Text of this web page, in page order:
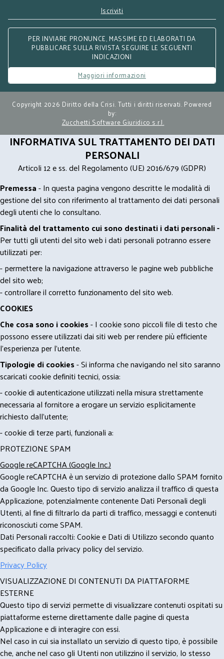
Iscriviti
PER INVIARE PRONUNCE, MASSIME ED ELABORATI DA
PUBBLICARE SULLA RIVISTA SEGUIRE LE SEGUENTI
INDICAZIONI
Maggiori informazioni
Copyright 2026 Diritto della Crisi. Tutti i diritti riservati. Powered
by:
Zucchetti Software Giuridico s.r.l.
INFORMATIVA SUL TRATTAMENTO DEI DATI
PERSONALI
Articoli 12 e ss. del Regolamento (UE) 2016/679 (GDPR)
Premessa- In questa pagina vengono descritte le modalità di
gestione del sito con riferimento al trattamento dei dati personali
degli utenti che lo consultano.
Finalità del trattamento cui sono destinati i dati personali -
Per tutti gli utenti del sito web i dati personali potranno essere
utilizzati per:
- permettere la navigazione attraverso le pagine web pubbliche
del sito web;
- controllare il corretto funzionamento del sito web.
COOKIES
Che cosa sono i cookies- I cookie sono piccoli file di testo che
possono essere utilizzati dai siti web per rendere più efficiente
l'esperienza per l'utente.
Tipologie di cookies- Si informa che navigando nel sito saranno
scaricati cookie definiti tecnici, ossia:
- cookie di autenticazione utilizzati nella misura strettamente
necessaria al fornitore a erogare un servizio esplicitamente
richiesto dall'utente;
- cookie di terze parti, funzionali a:
PROTEZIONE SPAM
Google reCAPTCHA (Google Inc.)
Google reCAPTCHA è un servizio di protezione dallo SPAM fornito
da Google Inc. Questo tipo di servizio analizza il traffico di questa
Applicazione, potenzialmente contenente Dati Personali degli
Utenti, al fine di filtrarlo da parti di traffico, messaggi e contenuti
riconosciuti come SPAM.
Dati Personali raccolti: Cookie e Dati di Utilizzo secondo quanto
specificato dalla privacy policy del servizio.
Privacy Policy
VISUALIZZAZIONE DI CONTENUTI DA PIATTAFORME
ESTERNE
Questo tipo di servizi permette di visualizzare contenuti ospitati su
piattaforme esterne direttamente dalle pagine di questa
Applicazione e di interagire con essi.
Nel caso in cui sia installato un servizio di questo tipo, è possibile
che, anche nel caso gli Utenti non utilizzino il servizio, lo stesso